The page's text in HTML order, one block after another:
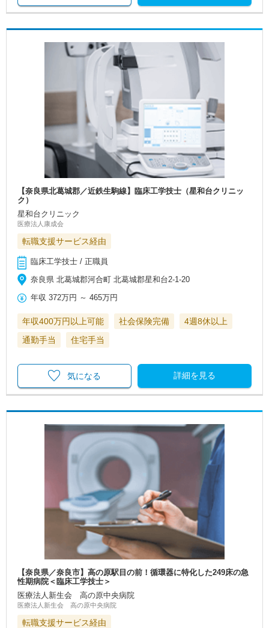
【奈良県北葛城郡／近鉄生駒線】臨床工学技士（星和台クリニッ
ク）
星和台クリニック
医療法人康成会
転職支援サービス経由
臨床工学技士 / 正職員
奈良県 北葛城郡河合町 北葛城郡星和台2-1-20
年収 372万円 ～465万円
年収400万円以上可能 社会保険完備
4週8休以上
通勤手当
住宅手当
詳細を見る
気になる
【奈良県／奈良市】高の原駅目の前！循環器に特化した249床の急
性期病院＜臨床工学技士＞
医療法人新生会 高の原中央病院
医療法人新生会 高の原中央病院
転職支援サービス経由